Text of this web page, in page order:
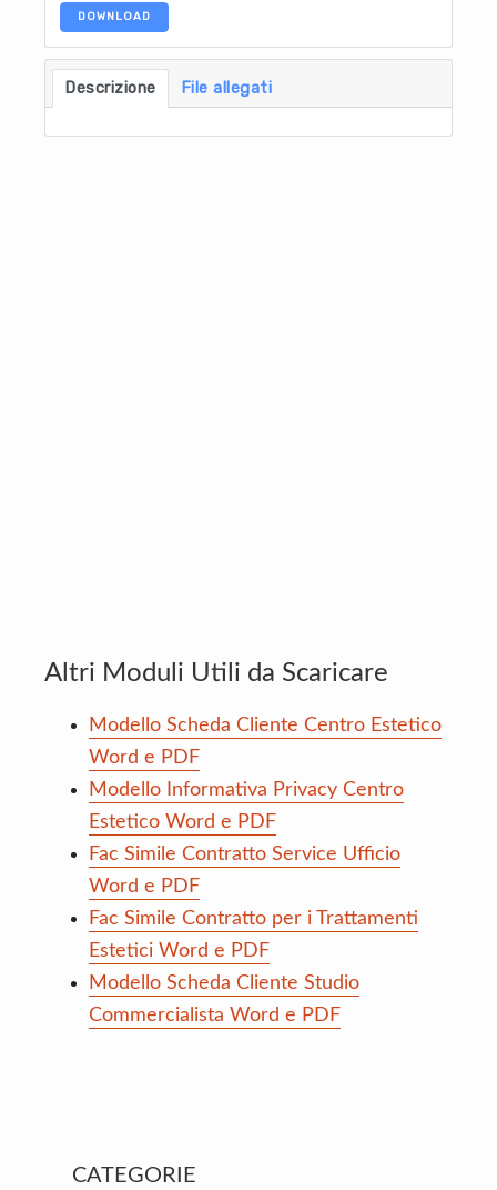
DOWNLOAD
Descrizione File allegati
Altri Moduli Utili da Scaricare
Modello Scheda Cliente Centro Estetico
Word e PDF
Modello Informativa Privacy Centro
Estetico Word e PDF
Fac Simile Contratto Service Ufficio
Word e PDF
Fac Simile Contratto per i Trattamenti
Estetici Word e PDF
Modello Scheda Cliente Studio
Commercialista Word e PDF
Primary
CATEGORIE